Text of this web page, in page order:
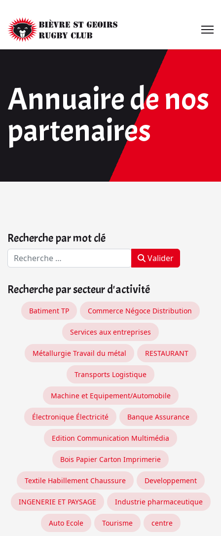
Annuaire de nos
partenaires
Recherche par mot clé
Valider
Recherche par secteur d'activité
Batiment TP Commerce Négoce Distribution
Services aux entreprises
Métallurgie Travail du métal RESTAURANT
Transports Logistique
Machine et Equipement/Automobile
Électronique Électricité Banque Assurance
Edition Communication Multimédia
Bois Papier Carton Imprimerie
Textile Habillement Chaussure Developpement
INGENERIE ET PAYSAGE Industrie pharmaceutique
Auto Ecole Tourisme centre